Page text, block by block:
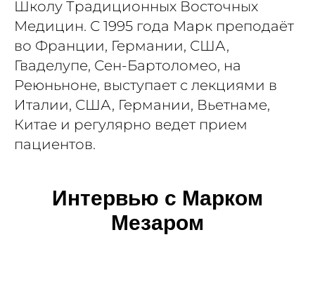
Школу Традиционных Восточных
Медицин. С 1995 года Марк преподаёт
во Франции, Германии, США,
Гваделупе, Сен-Бартоломео, на
Реюньноне, выступает с лекциями в
Италии, США, Германии, Вьетнаме,
Китае и регулярно ведет прием
пациентов.
Интервью с Марком
Мезаром